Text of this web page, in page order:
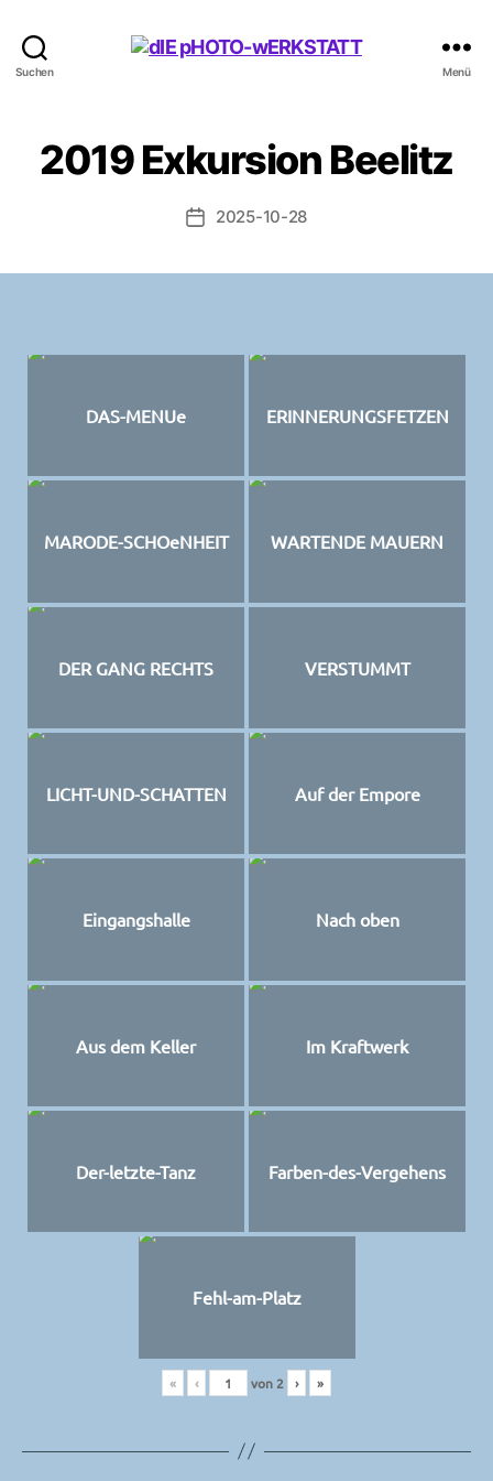
Suchen Menü
2019 Exkursion Beelitz
Beitragsdatum
2025-10-28
DAS-MENUe ERINNERUNGSFETZEN
MARODE-SCHOeNHEIT WARTENDE MAUERN
DER GANG RECHTS VERSTUMMT
LICHT-UND-SCHATTEN Auf der Empore
Eingangshalle Nach oben
Aus dem Keller Im Kraftwerk
Der-letzte-Tanz Farben-des-Vergehens
Fehl-am-Platz
« ‹ von 2 › »